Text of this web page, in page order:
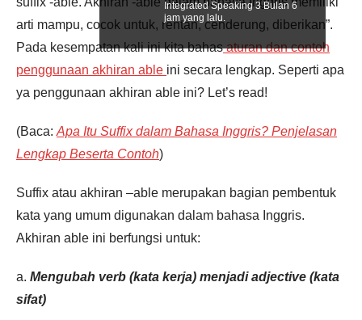
arti mampu, cocok untuk, rentan, cenderung, diberikan”.
Pada kesempatan kali ini kita bahasaturan dan contoh
penggunaan akhiran able ini secara lengkap. Seperti apa
ya penggunaan akhiran able ini? Let’s read!
(Baca: Apa Itu Suffix dalam Bahasa Inggris? Penjelasan
Lengkap Beserta Contoh)
Suffix atau akhiran –able merupakan bagian pembentuk
kata yang umum digunakan dalam bahasa Inggris.
Akhiran able ini berfungsi untuk:
a. Mengubah verb (kata kerja) menjadi adjective (kata
sifat)
Integrated Speaking 3 Bulan 6
jam yang lalu.